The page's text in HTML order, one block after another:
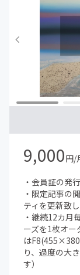
・継続6ヶ月
絡申しあげます
（その後作
をご覧ください
・途中で支援
続支援期間は
・会員証の発
にてアクティ
別に打ち合わ
作し提供（
させていただ
9,000円/
・会員証の発行
・限定記事の
ティを更新致し
・継続12カ月
ーズを1枚オ
は
り、過度の大
す）